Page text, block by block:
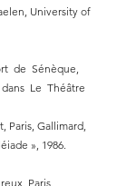
University of
de Sénèque,
Le Théâtre
Paris, Gallimard,
», 1986.
Paris,